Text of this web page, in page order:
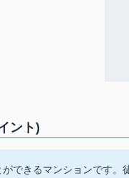
ント)
できるマンションです